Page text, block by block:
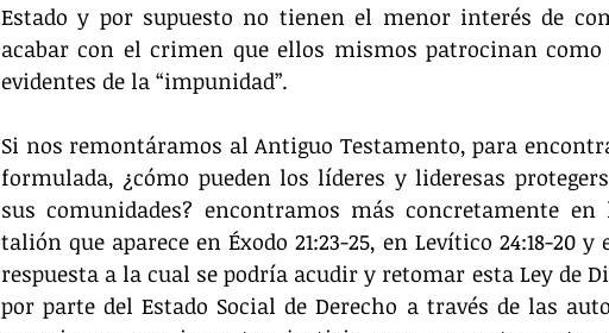
Estado y por supuesto no tienen el menor interés de
acabar con el crimen que ellos mismos patrocinan
evidentes de la “impunidad”.
Si nos remontáramos al Antiguo Testamento, para
formulada, ¿cómo pueden los líderes y lideresas
sus comunidades? encontramos más concretamente
talión que aparece en Éxodo 21:23-25, en Levítico 24:18-20 y
respuesta a la cual se podría acudir y retomar esta Ley de
por parte del Estado Social de Derecho a través de las